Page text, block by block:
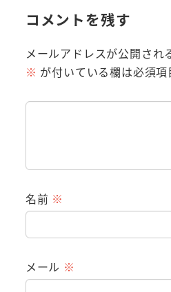
コメントを残す
メールアドレスが公開され
※ が付いている欄は必須項
名前 ※
メール ※